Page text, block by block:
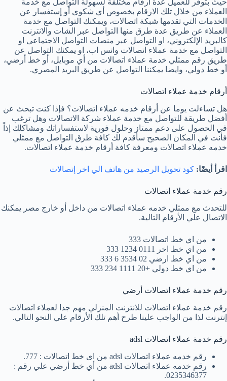
العملاء من خلال تلك الارقام بخصوص أي شكوى أو إستفسار عن
الخدمات التي تقدمها شبكة اتصالات، ويمكنك التواصل مع خدمة
العملاء عن طريق عدة طرق منها التواصل عبر الشات والانترنت
كالبريد الإلكتروني، او التواصل عبر منصات التواصل الاجتماعى او
التواصل مع خدمة عملاء اتصالات واتس اب، او يمكنك التواصل عن
طريق رقم ممثلي خدمة عملاء اتصالات من أي موبايل، أو خط أرضي،
أو خط دولي، وايضا يمكننا التواصل عن طريق البريد المصري.
أرقام خدمة عملاء اتصالات
هل تساءلت يوما عن أرقام خدمه عملاء اتصالات؟ فإذا كنت تبحث عن
أفضل طريقة للتواصل مع خدمة عملاء شركة الاتصالات وهل ترغب
في الحصول على دعم ممتاز وحلول فورية لاستفساراتك ومشاكلك إذاً
فأنت في المكان الصحيح سأقدم لك كافة طرق التواصل مع ممثلي
خدمه عملاء اتصالات ومعرفة كافة أرقام خدمة عملاء اتصالات.
اقرأ أيضًا: كود تحويل الرصيد من هاتف الي اخر إتصالات
رقم خدمة عملاء اتصالات
للتحدث مع ممثلي خدمه عملاء اتصالات من داخل أو خارج مصر يمكنك
الاتصال علي الأرقام التالية.
من اي خط اتصالات 333
من اي خط اخر 0111 1234 333
من اي خط ارضي 02 3534 6 333
من اي خط دولي +20 1111 234 333
رقم خدمة عملاء اتصالات أرضي
رقم خدمة عملاء اتصالات للانترنت المنزلي مهم جدا لعملاء اتصالات
إنترنت لذا من الواجب علينا طرح أهم تلك الأرقام علي النحو التالي.
رقم خدمة عملاء اتصالات adsl
رقم خدمه عملاء اتصالات adsl من اى خط اتصالات : 777.
رقم خدمه عملاء اتصالات adsl من أي خط أرضي علي رقم :
0235346377.